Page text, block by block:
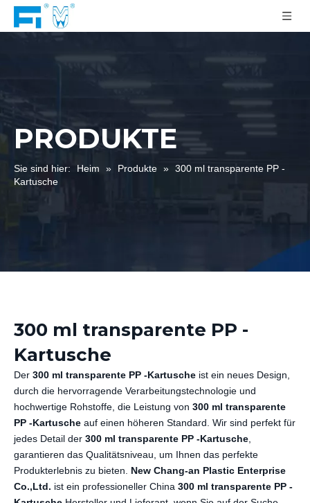
PRODUKTE
Sie sind hier: Heim » Produkte » 300 ml transparente PP -
Kartusche
300 ml transparente PP -
Kartusche
Der 300 ml transparente PP -Kartusche ist ein neues Design,
durch die hervorragende Verarbeitungstechnologie und
hochwertige Rohstoffe, die Leistung von 300 ml transparente
PP -Kartusche auf einen höheren Standard. Wir sind perfekt für
jedes Detail der 300 ml transparente PP -Kartusche
garantieren das Qualitätsniveau, um Ihnen das perfekte
Produkterlebnis zu bieten. New Chang-an Plastic Enterprise
Co.,Ltd. ist ein professioneller China 300 ml transparente PP -